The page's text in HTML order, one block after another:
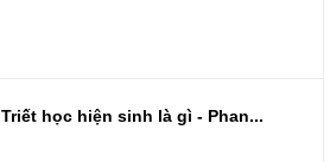
Triết học hiện sinh là gì - Phan...